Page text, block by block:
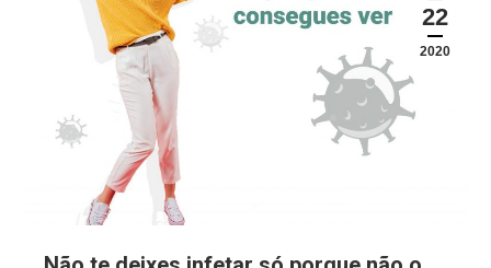
22
2020